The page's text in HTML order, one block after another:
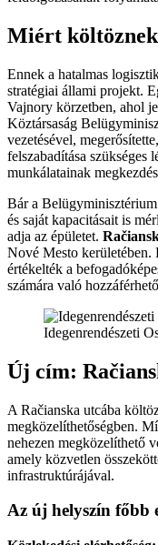
Miért
Ennek a hatalmas
stratégiai állami projekt.
Vajnory körzetben, ahol
Köztársaság
vezetésével,
felszabadítása szükséges
munkálatainak
Bár a
és saját kapacitásait is
adja az épületet.
Nové Mesto kerületében.
értékelték a
számára való
Idegenrendészeti
Új cím:
A Račianska utcába
megközelíthetőségben.
nehezen megközelíthető
amely közvetlen
infrastruktúrájával.
Az új helyszín főbb